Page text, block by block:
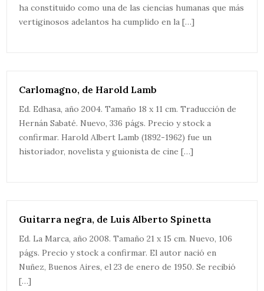
ha constituido como una de las ciencias humanas que más
vertiginosos adelantos ha cumplido en la […]
Carlomagno, de Harold Lamb
Ed. Edhasa, año 2004. Tamaño 18 x 11 cm. Traducción de
Hernán Sabaté. Nuevo, 336 págs. Precio y stock a
confirmar. Harold Albert Lamb (1892-1962) fue un
historiador, novelista y guionista de cine […]
Guitarra negra, de Luis Alberto Spinetta
Ed. La Marca, año 2008. Tamaño 21 x 15 cm. Nuevo, 106
págs. Precio y stock a confirmar. El autor nació en
Nuñez, Buenos Aires, el 23 de enero de 1950. Se recibió
[…]